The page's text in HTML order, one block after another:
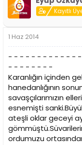
Kayıtlı
1 Haz 2014
- - - - - - - - - - - - - -
- - - - - - - -
Karanlığın içinden
hanedanlığının
savaşçılarımızın
esnemişti
ateşli oklar geceyi
ordumuzu